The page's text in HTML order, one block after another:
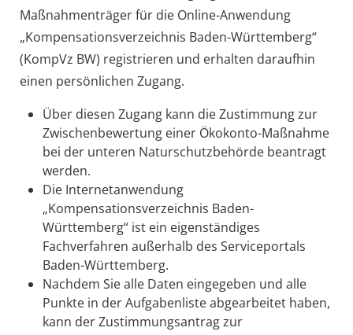
Maßnahmenträger für die Online-Anwendung
„Kompensationsverzeichnis Baden-Württemberg“
(KompVz BW) registrieren und erhalten daraufhin
einen persönlichen Zugang.
Über diesen Zugang kann die Zustimmung zur
Zwischenbewertung einer Ökokonto-Maßnahme
bei der unteren Naturschutzbehörde beantragt
werden.
Die Internetanwendung
„Kompensationsverzeichnis Baden-
Württemberg“ ist ein eigenständiges
Fachverfahren außerhalb des Serviceportals
Baden-Württemberg.
Nachdem Sie alle Daten eingegeben und alle
Punkte in der Aufgabenliste abgearbeitet haben,
kann der Zustimmungsantrag zur